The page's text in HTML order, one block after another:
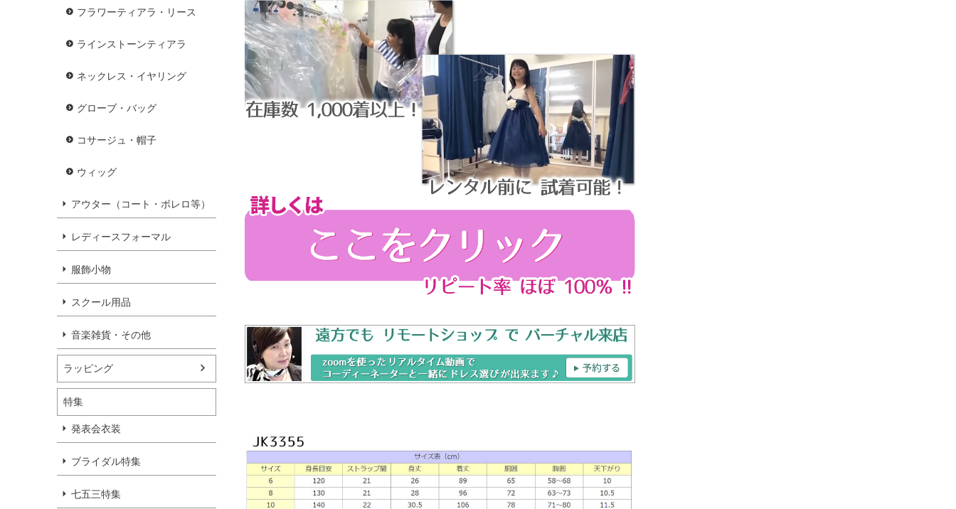
フラワーティアラ・リース
ラインストーンティアラ
ネックレス・イヤリング
グローブ・バッグ
コサージュ・帽子
ウィッグ
アウター（コート・ボレロ等）
レディースフォーマル
服飾小物
スクール用品
音楽雑貨・その他
ラッピング
特集
発表会衣装
ブライダル特集
七五三特集